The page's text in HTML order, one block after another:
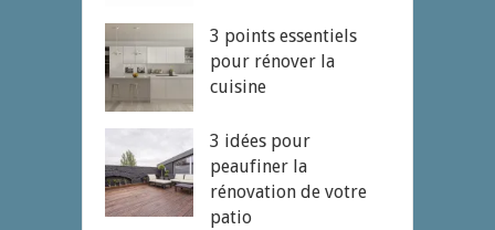
3 points essentiels
pour rénover la
cuisine
3 idées pour
peaufiner la
rénovation de votre
patio